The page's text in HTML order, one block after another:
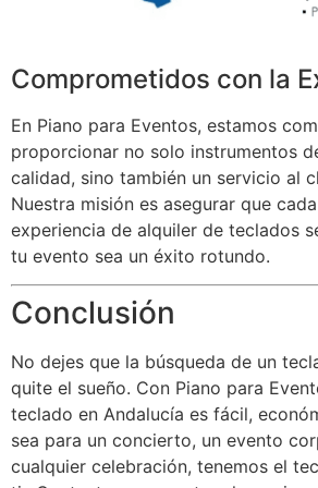
Comprometidos con la
En Piano para Eventos, estamos
proporcionar no solo instrumentos
calidad, sino también un servicio al
Nuestra misión es asegurar que
experiencia de alquiler de teclados
tu evento sea un éxito rotundo.
Conclusión
No dejes que la búsqueda de un
quite el sueño. Con Piano para
teclado en Andalucía es fácil,
sea para un concierto, un evento
cualquier celebración, tenemos el